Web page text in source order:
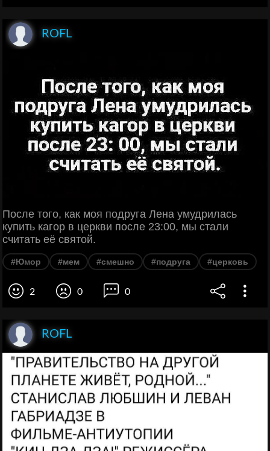
ROFL
После того, как моя подруга Лена умудрилась
купить кагор в церкви после 23:00, мы стали
считать её святой.
#Юмор #мем #смешно #подруга #церковь
2 0 0
ROFL